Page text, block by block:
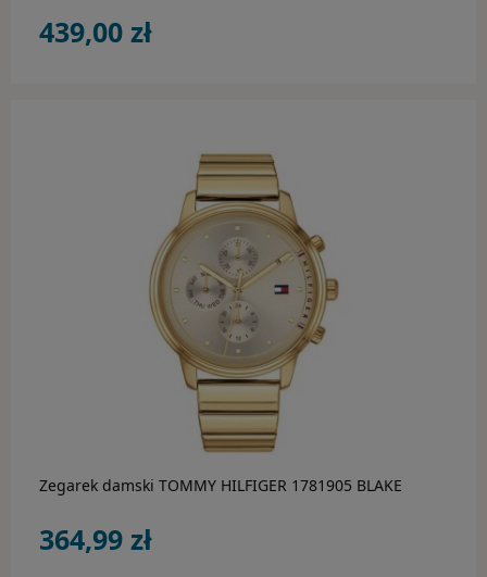
Morellato
Michael Kors
Marc Malone
Inne marki
Guess
Hugo Boss
Luminox
Lacoste
439,00 zł
Zegarek damski TOMMY HILFIGER 1781905 BLAKE
364,99 zł
do koszyka